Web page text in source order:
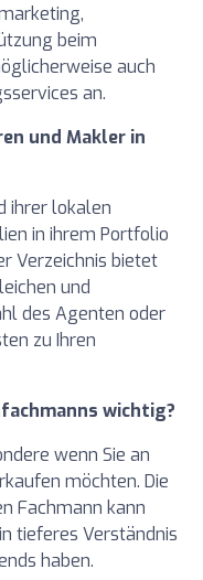
beim
auch
an.
und Makler in
ihrer lokalen
in ihrem Portfolio
Verzeichnis bietet
und
des Agenten oder
zu Ihren
wichtig?
wenn Sie an
möchten. Die
Fachmann kann
tieferes Verständnis
haben.